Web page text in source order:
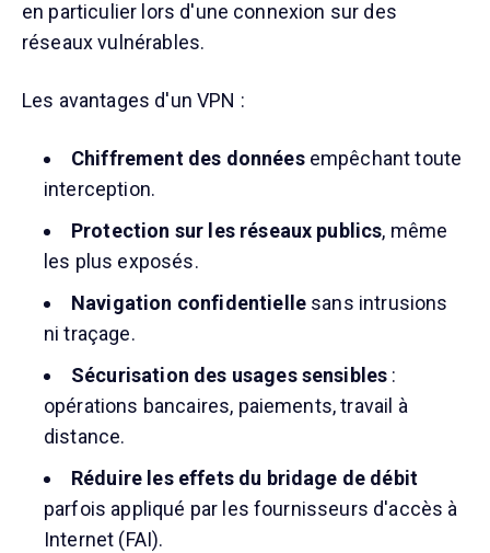
en particulier lors d'une connexion sur des
réseaux vulnérables.
Les avantages d'un VPN :
Chiffrement des donnéesempêchant toute
interception.
Protection sur les réseaux publics, même
les plus exposés.
Navigation confidentielle sans intrusions
ni traçage.
Sécurisation des usages sensibles :
opérations bancaires, paiements, travail à
distance.
Réduire les effets du bridage de débit
parfois appliqué par les fournisseurs d'accès à
Internet (FAI).